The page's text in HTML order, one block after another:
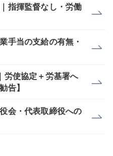
指揮監督なし・労働
手当の支給の有無・
労使協定＋労基署へ
告】
会・代表取締役への